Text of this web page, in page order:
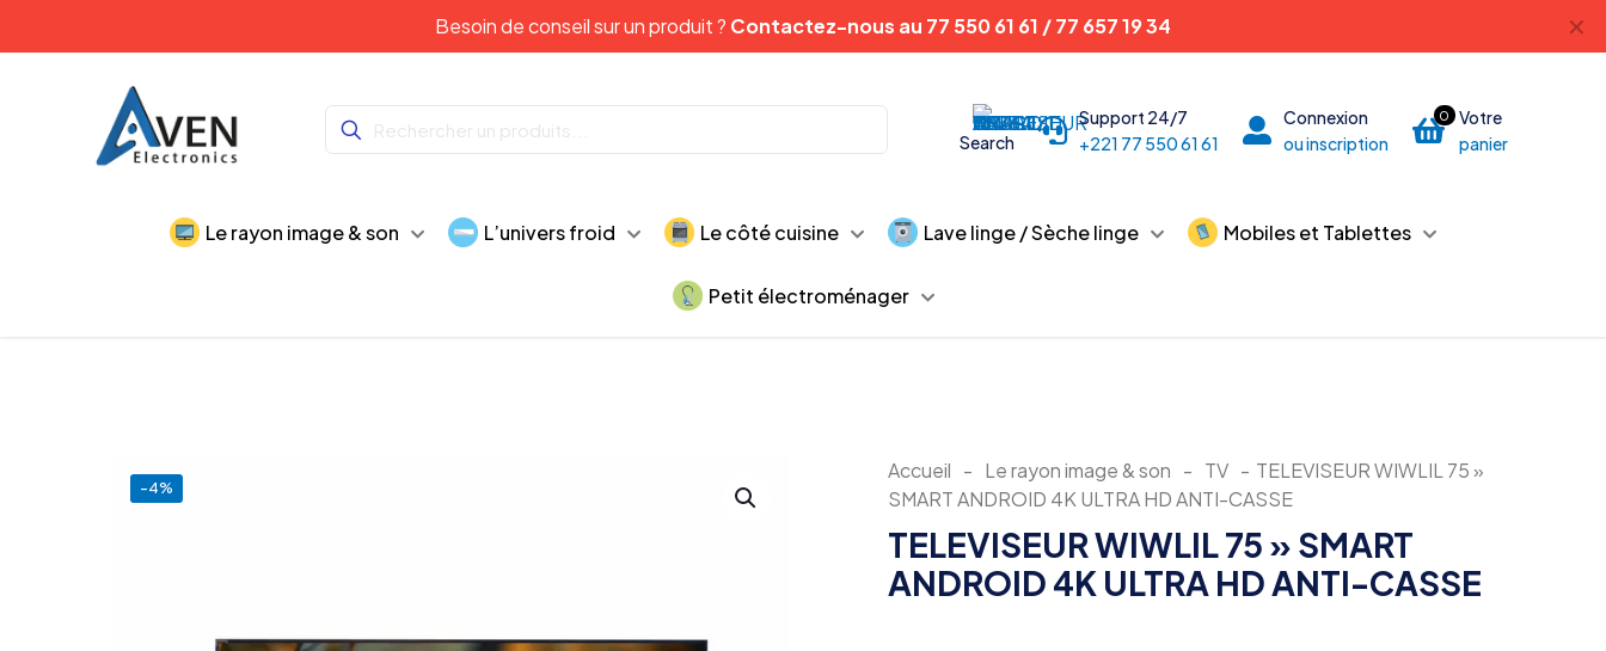
Besoin de conseil sur un produit ? Contactez-nous au 77 550 61 61 / 77 657 19 34 ✕
Search
Support 24/7
+221 77 550 61 61
Connexion
ou inscription
0
Votre
panier
Le rayon image & son L’univers froid Le côté cuisine Lave linge / Sèche linge Mobiles et Tablettes
Petit électroménager
-4%
Accueil - Le rayon image & son - TV - TELEVISEUR WIWLIL 75 »
SMART ANDROID 4K ULTRA HD ANTI-CASSE
TELEVISEUR WIWLIL 75 » SMART
ANDROID 4K ULTRA HD ANTI-CASSE